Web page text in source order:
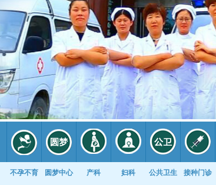
不孕不育 圆梦中心 产科 妇科 公共卫生 接种门诊